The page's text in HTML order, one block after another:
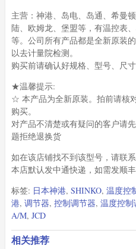
主营：神港、岛电、岛通、希曼
陆、欧姆龙、堡盟等，有温控表
等。公司所有产品都是全新原装
以去计量院检测。
购买前请确认好规格、型号、尺寸
★温馨提示:
☆ 本产品为全新原装。拍前请核
购买。
对产品不清楚或有疑问的客户请
题拒绝退换货
如在该店铺找不到该型号，请联
本店默认发中通快递，如需发顺
标签: 日本神港, SHINKO, 温度控
港, 调节器, 控制调节器, 温度控制
A/M, JCD
相关推荐